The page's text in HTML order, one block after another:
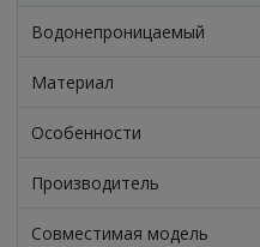
Водонепроницаемый
Материал
Особенности
Производитель
Совместимая модель